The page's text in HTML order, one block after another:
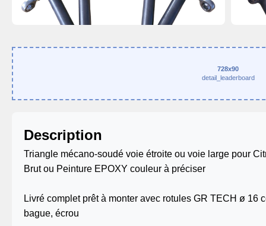
728x90
detail_leaderboard
Description
Triangle mécano-soudé voie étroite ou voie large pour
Brut ou Peinture EPOXY couleur à préciser
Livré complet prêt à monter avec rotules GR TECH ø 16
bague, écrou